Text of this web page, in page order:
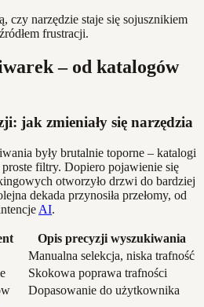
czy narzędzie staje się sojusznikiem
frustracji.
– od katalogów
jak zmieniały się narzędzia
były brutalnie toporne – katalogi
filtry. Dopiero pojawienie się
otworzyło drzwi do bardziej
dekada przynosiła przełomy, od
AI.
Opis precyzji wyszukiwania
Manualna selekcja, niska trafność
Skokowa poprawa trafności
Dopasowanie do użytkownika